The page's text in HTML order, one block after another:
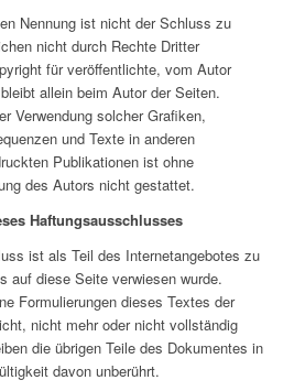
Nennung ist nicht der Schluss zu
nicht durch Rechte Dritter
für veröffentlichte, vom Autor
allein beim Autor der Seiten.
Verwendung solcher Grafiken,
und Texte in anderen
Publikationen ist ohne
des Autors nicht gestattet.
Haftungsausschlusses
ist als Teil des Internetangebotes zu
auf diese Seite verwiesen wurde.
Formulierungen dieses Textes der
nicht mehr oder nicht vollständig
die übrigen Teile des Dokumentes in
davon unberührt.